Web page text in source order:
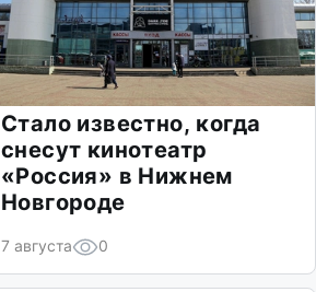
Стало известно, когда
снесут кинотеатр
«Россия» в Нижнем
Новгороде
7 августа 0